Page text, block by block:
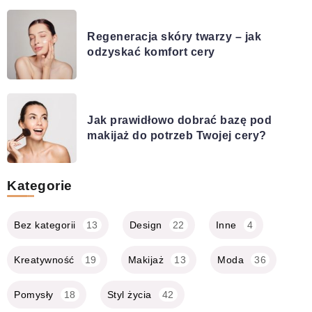
Regeneracja skóry twarzy – jak
odzyskać komfort cery
Jak prawidłowo dobrać bazę pod
makijaż do potrzeb Twojej cery?
Kategorie
Bez kategorii 13 Design 22 Inne 4
Kreatywność 19 Makijaż 13 Moda 36
Pomysły 18 Styl życia 42